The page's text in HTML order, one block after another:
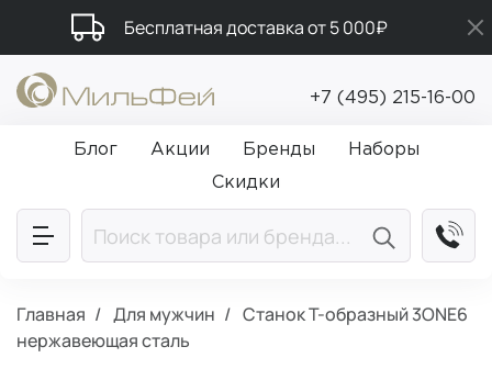
Бесплатная доставка от 5 000₽
Подарки в каждый заказ от 5 000₽
Промокод ПРИВЕТ
+7 (495) 215-16-00
Блог Акции Бренды
Наборы
Скидки
Главная Для мужчин
Станок Т-образный 3ONE6
нержавеющая сталь